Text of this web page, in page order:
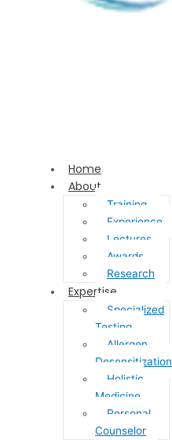
Home
About
Training
Experience
Lectures
Awards
Research
Expertise
Specialized
Testing
Allergen
Desensitization
Holistic
Medicine
Personal
Counselor